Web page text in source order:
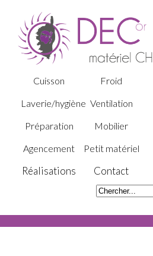
Cuisson Froid
Laverie/hygiène Ventilation
Préparation
Mobilier
Agencement
Petit matériel
Réalisations Contact